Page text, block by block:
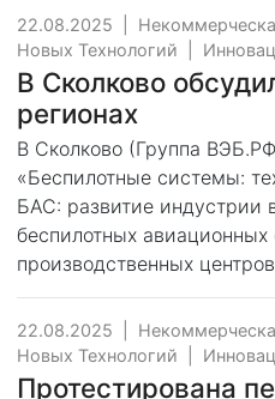
22.08.2025
Новых Технологий
В Сколково
регионах
В Сколково (Группа
«Беспилотные системы:
БАС: развитие индустрии
беспилотных
производственных
22.08.2025
Новых Технологий
Протестирована